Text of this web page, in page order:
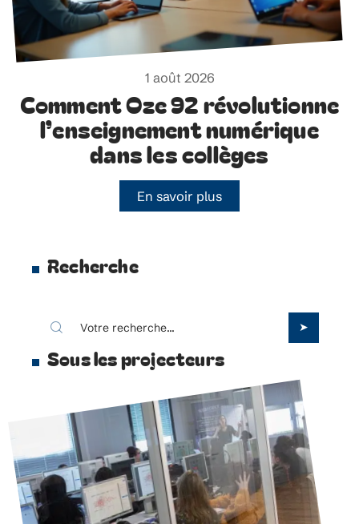
1 août 2026
Comment Oze 92 révolutionne
l’enseignement numérique
dans les collèges
En savoir plus
Recherche
Sous les projecteurs